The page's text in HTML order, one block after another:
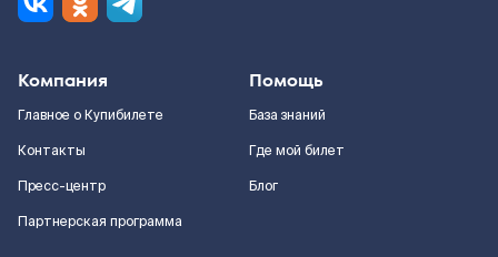
Компания
Главное о Купибилете
Контакты
Пресс-центр
Партнерская программа
Помощь
База знаний
Где мой билет
Блог